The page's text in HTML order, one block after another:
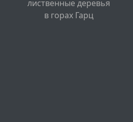
лиственные деревья
в горах Гарц